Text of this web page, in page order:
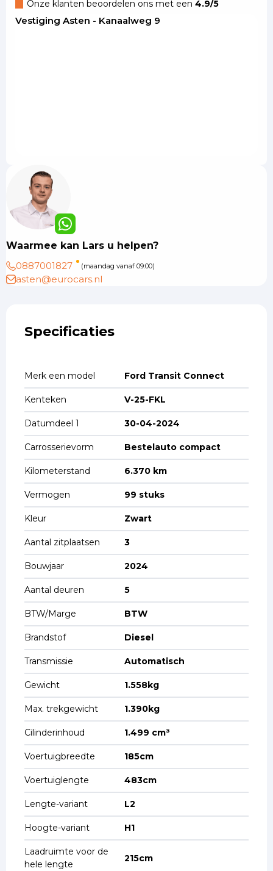
Onze klanten beoordelen ons met een 4.9/5
Vestiging Asten - Kanaalweg 9
Waarmee kan Lars u helpen?
0887001827
(maandag vanaf 09:00)
asten@eurocars.nl
Specificaties
Merk een model Ford Transit Connect
Kenteken V-25-FKL
Datumdeel 1 30-04-2024
Carrosserievorm Bestelauto compact
Kilometerstand 6.370 km
Vermogen 99 stuks
Kleur Zwart
Aantal zitplaatsen 3
Bouwjaar 2024
Aantal deuren 5
BTW/Marge BTW
Brandstof Diesel
Transmissie Automatisch
Gewicht 1.558kg
Max. trekgewicht 1.390kg
Cilinderinhoud 1.499 cm³
Voertuigbreedte 185cm
Voertuiglengte 483cm
Lengte-variant L2
Hoogte-variant H1
Laadruimte voor de
hele lengte
215cm